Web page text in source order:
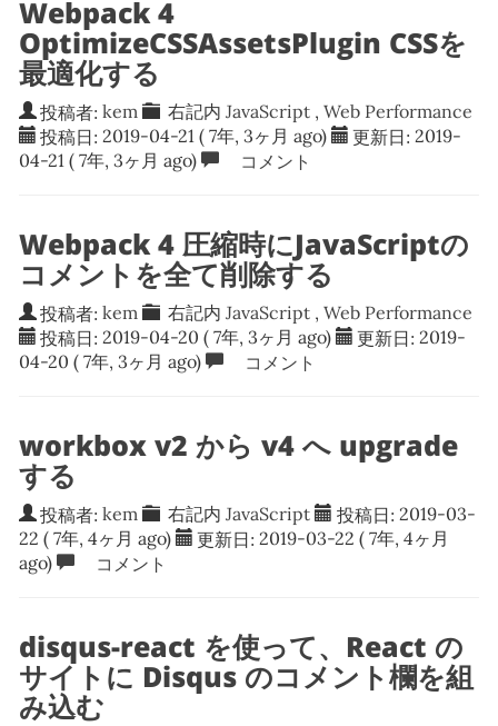
Webpack 4
OptimizeCSSAssetsPlugin CSSを
最適化する
投稿者: kem 右記内JavaScript ,Web Performance
投稿日: 2019-04-21 ( 7年, 3ヶ月 ago) 更新日: 2019-
04-21 ( 7年, 3ヶ月 ago) コメント
Webpack 4 圧縮時にJavaScriptの
コメントを全て削除する
投稿者: kem 右記内JavaScript ,Web Performance
投稿日: 2019-04-20 ( 7年, 3ヶ月 ago) 更新日: 2019-
04-20 ( 7年, 3ヶ月 ago) コメント
workbox v2 から v4 へ upgrade
する
投稿者: kem 右記内JavaScript 投稿日: 2019-03-
22 ( 7年, 4ヶ月 ago) 更新日: 2019-03-22 ( 7年, 4ヶ月
ago)
コメント
disqus-react を使って、React の
サイトに Disqus のコメント欄を組
み込む